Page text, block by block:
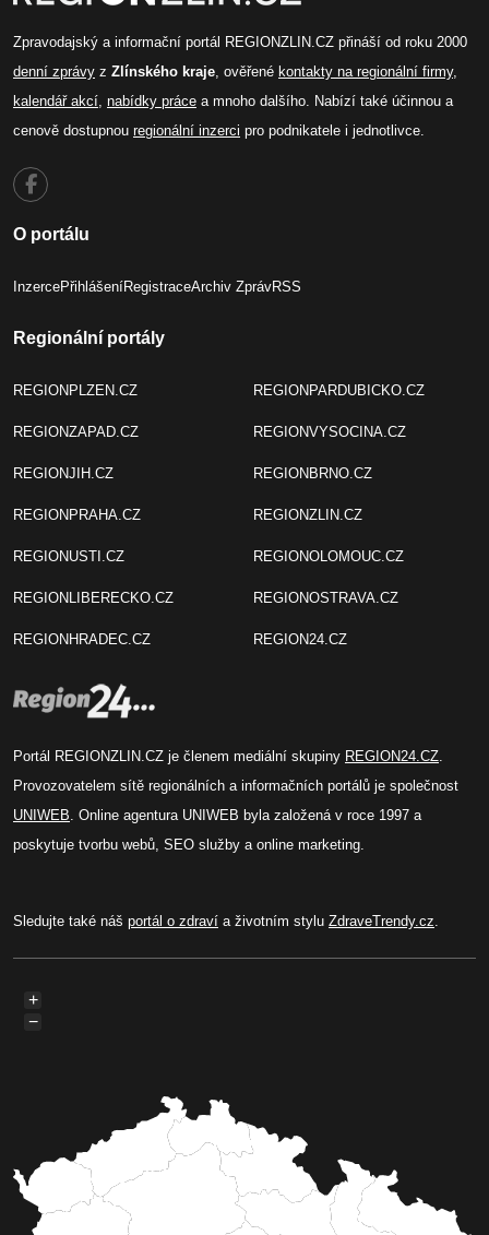
Zpravodajský a informační portál REGIONZLIN.CZ přináší od roku 2000
denní zprávy z Zlínského kraje , ověřené kontakty na regionální firmy,
kalendář akcí nabídky práce a mnoho dalšího. Nabízí také účinnou a
cenově dostupnou regionální inzerci pro podnikatele i jednotlivce.
O portálu
InzercePřihlášeníRegistraceArchiv ZprávRSS
Regionální portály
REGIONPLZEN.CZ
REGIONZAPAD.CZ
REGIONJIH.CZ
REGIONPRAHA.CZ
REGIONUSTI.CZ
REGIONLIBERECKO.CZ
REGIONHRADEC.CZ
REGIONPARDUBICKO.CZ
REGIONVYSOCINA.CZ
REGIONBRNO.CZ
REGIONZLIN.CZ
REGIONOLOMOUC.CZ
REGIONOSTRAVA.CZ
REGION24.CZ
Portál REGIONZLIN.CZ je členem mediální skupiny REGION24.CZ
Provozovatelem sítě regionálních a informačních portálů je společnost
UNIWEB . Online agentura UNIWEB byla založená v roce 1997 a
poskytuje tvorbu webů, SEO služby a online marketing.
Sledujte také náš portál o zdraví a životním stylu ZdraveTrendy.cz
+
−